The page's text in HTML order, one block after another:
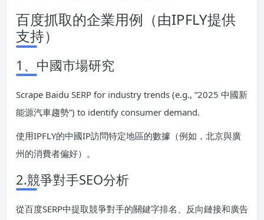
百度抓取的企業用例（由IPFLY提供
支持）
1、中國市場研究
Scrape Baidu SERP for industry trends (e.g., “2025 中國新
能源汽車趨勢”) to identify consumer demand.
使用IPFLY的中國IP訪問特定地區的數據（例如，北京與廣
州的消費者偏好）。
2.競爭對手SEO分析
從百度SERP中提取競爭對手的關鍵字排名、反向鏈接和廣告